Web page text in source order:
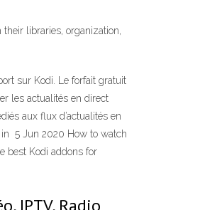
libraries, organization,
sur Kodi. Le forfait gratuit
les actualités en direct
aux flux d’actualités en
in 5 Jun 2020 How to watch
best Kodi addons for
IPTV, Radio